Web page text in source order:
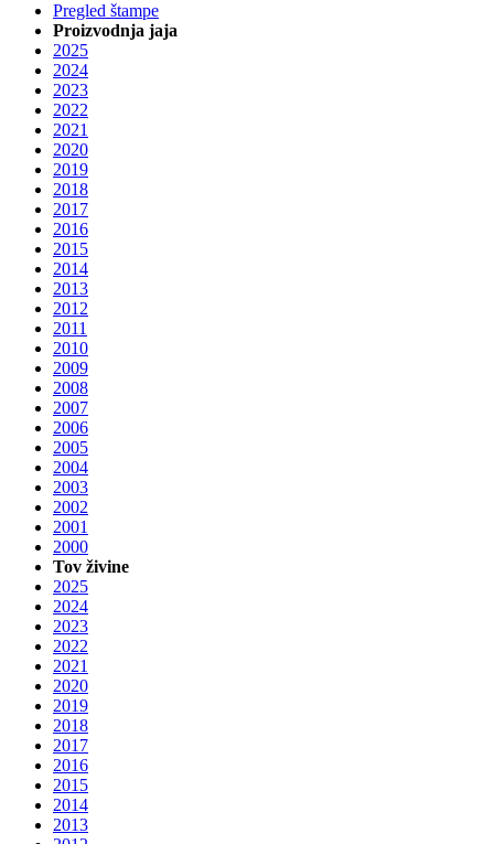
Pregled štampe
Proizvodnja jaja
2025
2024
2023
2022
2021
2020
2019
2018
2017
2016
2015
2014
2013
2012
2011
2010
2009
2008
2007
2006
2005
2004
2003
2002
2001
2000
Tov živine
2025
2024
2023
2022
2021
2020
2019
2018
2017
2016
2015
2014
2013